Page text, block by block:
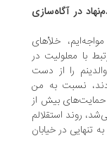
آگاه‌سازی
خلأهای
در
را از دست
به من
بیش از
استقلالم
تنهایی در خیابان